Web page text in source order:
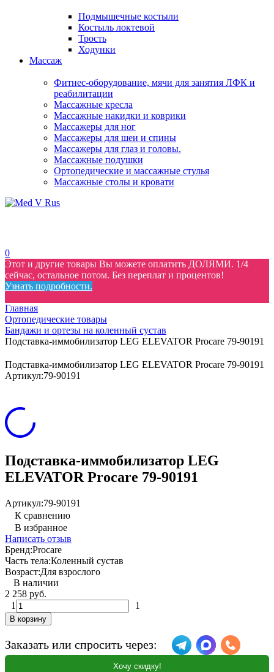
Подмышечные костыли
Костыль локтевой
Трость
Ходунки
Массаж
Фитнес-оборудование, мячи для занятия ЛФК и
реабилитации
Массажные кресла
Массажные накидки и коврики
Массажеры для ног
Массажеры для шеи и спины
Массажеры для глаз и головы.
Массажные подушки
Ортопедические и массажные стулья
Массажные столы и кровати
0
Этот и другие товары Вы можете оплатить ДОЛЯМИ. 1/4
сейчас, остальное потом. Без переплат и процентов!
Узнать подробности.
Главная
Ортопедические товары
Бандажи и ортезы на коленный сустав
Подставка-иммобилизатор LEG ELEVATOR Procare 79-90191
Подставка-иммобилизатор LEG ELEVATOR Procare 79-90191
Артикул:79-90191
Подставка-иммобилизатор LEG
ELEVATOR Procare 79-90191
Артикул:79-90191
К сравнению
В избранное
Написать отзыв
Бренд:Procare
Часть тела:Коленный сустав
Возраст:Для взрослого
В наличии
2 258 руб.
1
1
В корзину
Заказать или спросить через:
Хочу скидку!